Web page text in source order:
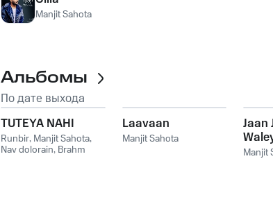
Manjit Sahota
Альбомы
По дате выхода
TUTEYA NAHI
Runbir, Manjit Sahota,
Nav dolorain, Brahm
Laavaan
Manjit Sahota
Jaan
Manjit